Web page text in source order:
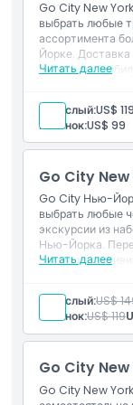
Go City New
выбрать любые
ассортимента
Йорке.
цифрового
дней,
Билдинг, паром
музей 11/9,
своему.
Читать далее
Взрослый:US$ 119
Ребенок:US$ 99
Go City
Go City Нью-
выбрать любые
экскурсии из
Нью-Йорка.
пропуска,
в своем темпе.
Стэйт Билдинг,
Мемориал и
современного
Читать далее
Взрослый:US$
Ребенок:US$ 119
Go City
Go City New